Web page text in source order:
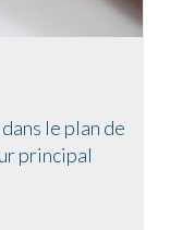
le plan de
principal